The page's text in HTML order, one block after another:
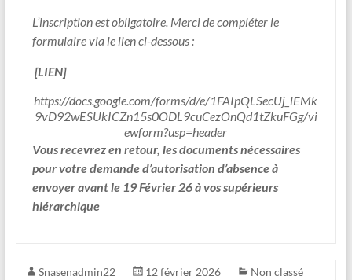
L’inscription est obligatoire. Merci de compléter le
formulaire via le lien ci-dessous :
[LIEN]
https://docs.google.com/forms/d/e/1FAIpQLSecUj_lEMk
9vD92wESUkICZn15s0ODL9cuCezOnQd1tZkuFGg/vi
ewform?usp=header
Vous recevrez en retour, les documents nécessaires
pour votre demande d’autorisation d’absence à
envoyer avant le 19 Février 26 à vos supérieurs
hiérarchique
Snasenadmin22 12 février 2026 Non classé